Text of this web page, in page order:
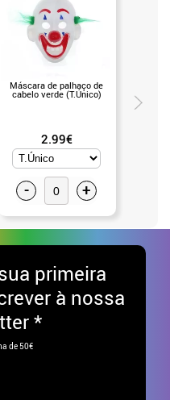
Máscara de palhaço de
cabelo verde (T.Único)
2.99€
- +
primeira
à nossa
*
de 50€